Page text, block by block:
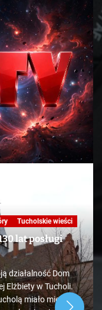
Tucholskie wieści
lat posługi
działalność Dom
Elżbiety w Tucholi.
miało miejsce